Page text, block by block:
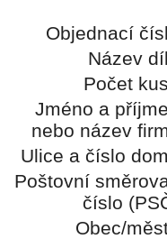
Objednací
Název
Počet
Jméno a
nebo název
Ulice a číslo
Poštovní
číslo
Obec/